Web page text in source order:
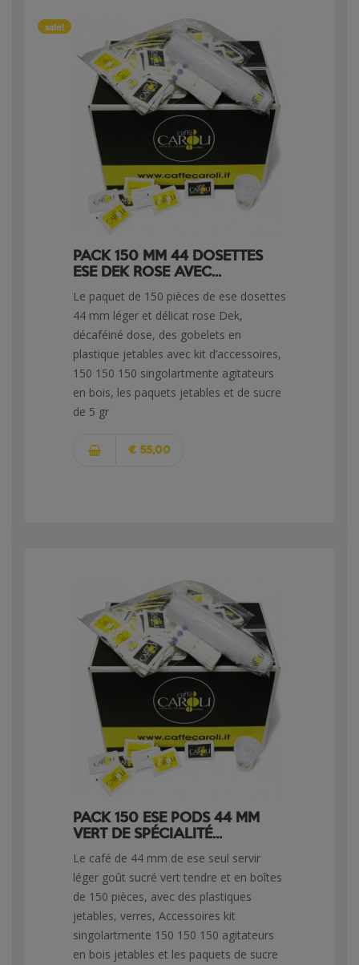
sale!
PACK 150 MM 44 DOSETTES
ESE DEK ROSE AVEC...
Le paquet de 150 pièces de ese dosettes
44 mm léger et délicat rose Dek,
décaféiné dose, des gobelets en
plastique jetables avec kit d’accessoires,
150 150 150 singolartmente agitateurs
en bois, les paquets jetables et de sucre
de 5 gr
€ 55,00
PACK 150 ESE PODS 44 MM
VERT DE SPÉCIALITÉ...
Le café de 44 mm de ese seul servir
léger goût sucré vert tendre et en boîtes
de 150 pièces, avec des plastiques
jetables, verres, Accessoires kit
singolartmente 150 150 150 agitateurs
en bois jetables et les paquets de sucre